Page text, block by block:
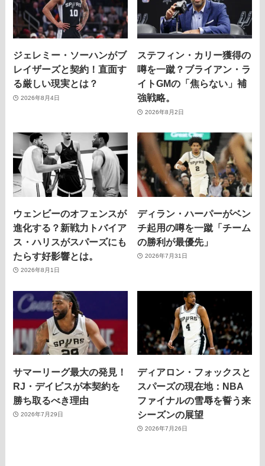
ジェレミー・ソーハンがブ
レイザーズと契約！直面す
る厳しい現実とは？
2026年8月4日
ステフィン・カリー獲得の
噂を一蹴？ブライアン・ラ
イトGMの「焦らない」補
強戦略。
2026年8月2日
ウェンビーのオフェンスが
進化する？新戦力トバイア
ス・ハリスがスパーズにも
たらす好影響とは。
2026年8月1日
ディラン・ハーパーがベン
チ起用の噂を一蹴「チーム
の勝利が最優先」
2026年7月31日
サマーリーグ最大の発見！
RJ・デイビスが本契約を
勝ち取るべき理由
2026年7月29日
ディアロン・フォックスと
スパーズの現在地：NBA
ファイナルの雪辱を誓う来
シーズンの展望
2026年7月26日